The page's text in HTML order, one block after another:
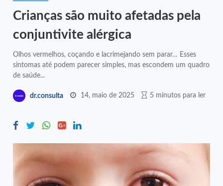
Crianças são muito afetadas pela
conjuntivite alérgica
Olhos vermelhos, coçando e lacrimejando sem parar… Esses
sintomas até podem parecer simples, mas escondem um quadro
de saúde...
dr.consulta 14, maio de 2025 5 minutos para ler